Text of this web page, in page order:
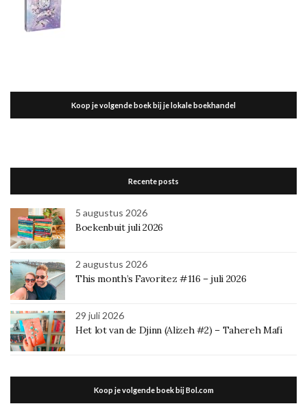
Koop je volgende boek bij je lokale boekhandel
Recente posts
5 augustus 2026
Boekenbuit juli 2026
2 augustus 2026
This month’s Favoritez #116 – juli 2026
29 juli 2026
Het lot van de Djinn (Alizeh #2) – Tahereh Mafi
Koop je volgende boek bij Bol.com